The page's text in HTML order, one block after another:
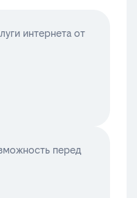
интернета от
перед